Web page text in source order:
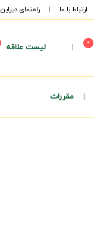
ارتباط با ما | راهنمای دیزاین
0
| لیست علاقه
| مقررات